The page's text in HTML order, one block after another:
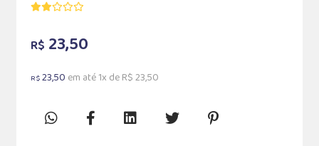
R$ 23,50
R$23,50 em até 1x de R$ 23,50